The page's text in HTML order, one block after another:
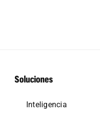
Soluciones
Inteligencia